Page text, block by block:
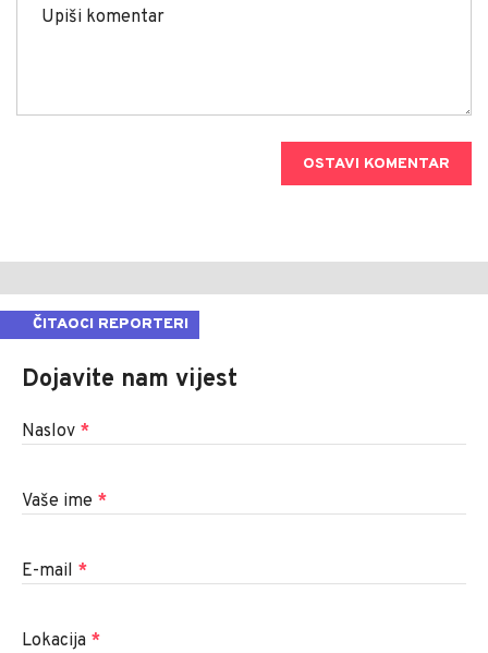
OSTAVI KOMENTAR
ČITAOCI REPORTERI
Dojavite nam vijest
Naslov *
Vaše ime *
E-mail *
Lokacija *